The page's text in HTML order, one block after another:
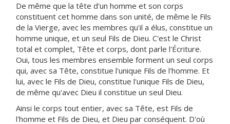
De même que la tête d'un homme et son corps
constituent cet homme dans son unité, de même le Fils
de la Vierge, avec les membres qu'il a élus, constitue un
homme unique, et un seul Fils de Dieu. C'est le Christ
total et complet, Tête et corps, dont parle l'Écriture.
Oui, tous les membres ensemble forment un seul corps
qui, avec sa Tête, constitue l'unique Fils de l'homme. Et
lui, avec le Fils de Dieu, constitue l'unique Fils de Dieu,
de même qu'avec Dieu il constitue un seul Dieu.
Ainsi le corps tout entier, avec sa Tête, est Fils de
l'homme et Fils de Dieu, et Dieu par conséquent. D'où